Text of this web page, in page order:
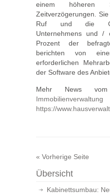
einem höheren
Zeitverzögerungen.
Ruf und die
Unternehmens und /
Prozent der
berichten von
erforderlichen
der Software des
Mehr News
Immobilienverwaltung
https://
« Vorherige Seite
Übersicht
Kabinettsumbau: